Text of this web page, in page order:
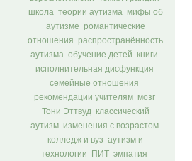
школа теории аутизма
мифы об
аутизме
романтические
отношения
распространённость
аутизма обучение детей
книги
исполнительная дисфункция
семейные отношения
рекомендации учителям
мозг
Тони Эттвуд
классический
аутизм
изменения с возрастом
колледж и вуз аутизм и
технологии
ПИТ эмпатия